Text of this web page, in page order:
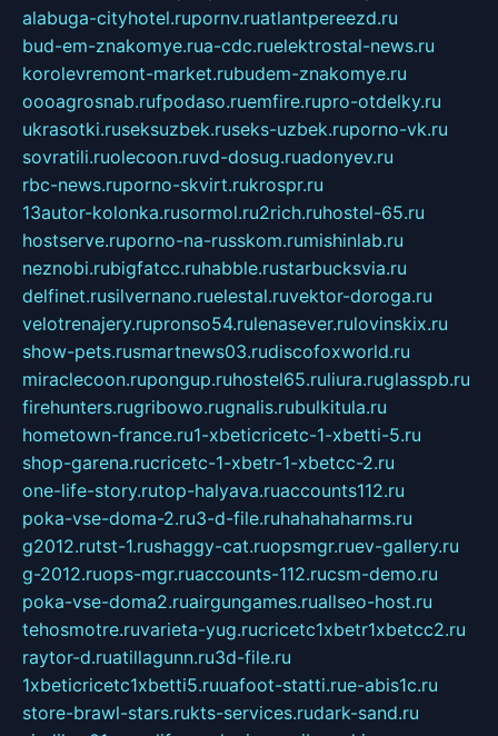
alabuga-cityhotel.rupornv.ruatlantpereezd.ru
bud-em-znakomye.rua-cdc.ruelektrostal-news.ru
korolevremont-market.rubudem-znakomye.ru
oooagrosnab.rufpodaso.ruemfire.rupro-otdelky.ru
ukrasotki.ruseksuzbek.ruseks-uzbek.ruporno-vk.ru
sovratili.ruolecoon.ruvd-dosug.ruadonyev.ru
rbc-news.ruporno-skvirt.rukrospr.ru
13autor-kolonka.rusormol.ru2rich.ruhostel-65.ru
hostserve.ruporno-na-russkom.rumishinlab.ru
neznobi.rubigfatcc.ruhabble.rustarbucksvia.ru
delfinet.rusilvernano.ruelestal.ruvektor-doroga.ru
velotrenajery.rupronso54.rulenasever.rulovinskix.ru
show-pets.rusmartnews03.rudiscofoxworld.ru
miraclecoon.rupongup.ruhostel65.ruliura.ruglasspb.ru
firehunters.rugribowo.rugnalis.rubulkitula.ru
hometown-france.ru1-xbeticricetc-1-xbetti-5.ru
shop-garena.rucricetc-1-xbetr-1-xbetcc-2.ru
one-life-story.rutop-halyava.ruaccounts112.ru
poka-vse-doma-2.ru3-d-file.ruhahahaharms.ru
g2012.rutst-1.rushaggy-cat.ruopsmgr.ruev-gallery.ru
g-2012.ruops-mgr.ruaccounts-112.rucsm-demo.ru
poka-vse-doma2.ruairgungames.ruallseo-host.ru
tehosmotre.ruvarieta-yug.rucricetc1xbetr1xbetcc2.ru
raytor-d.ruatillagunn.ru3d-file.ru
1xbeticricetc1xbetti5.ruuafoot-statti.rue-abis1c.ru
store-brawl-stars.rukts-services.rudark-sand.ru